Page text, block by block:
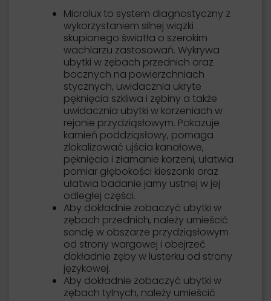
Microlux to system diagnostyczny z
wykorzystaniem silnej wiązki
skupionego światła o szerokim
wachlarzu zastosowań. Wykrywa
ubytki w zębach przednich oraz
bocznych na powierzchniach
stycznych, uwidacznia ukryte
pęknięcia szkliwa i zębiny a także
uwidacznia ubytki w korzeniach w
rejonie przydziąsłowym. Pokazuje
kamień poddziąsłowy, pomaga
zlokalizować ujścia kanałowe,
pęknięcia i złamanie korzeni, ułatwia
pomiar głębokości kieszonki oraz
ułatwia badanie jamy ustnej w jej
odległej części.
Aby dokładnie zobaczyć ubytki w
zębach przednich, należy umieścić
sondę w obszarze przydziąsłowym
od strony wargowej i obejrzeć
dokładnie zęby w lusterku od strony
językowej.
Aby dokładnie zobaczyć ubytki w
zębach tylnych, należy umieścić